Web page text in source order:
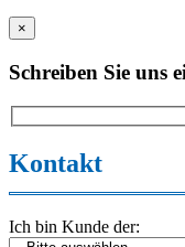
×
Schreiben Sie uns
Kontakt
Ich bin Kunde der: